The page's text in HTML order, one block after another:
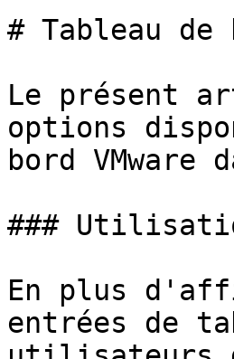
# Tableau de
Le présent
options
bord VMware
###
En plus
entrées de